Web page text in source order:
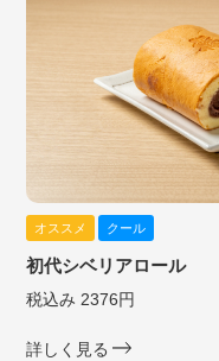
オススメ クール
初代シベリアロール
税込み 2376円
詳しく見る